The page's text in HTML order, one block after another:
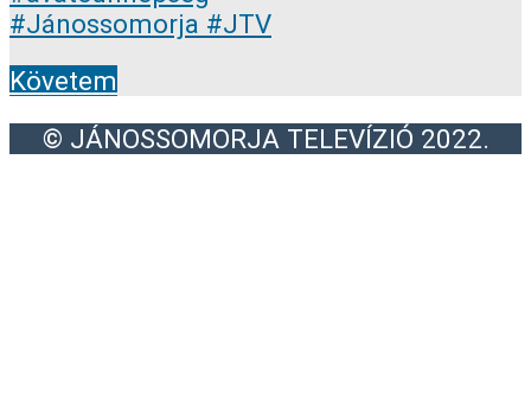
Követem
© JÁNOSSOMORJA TELEVÍZIÓ 2022.